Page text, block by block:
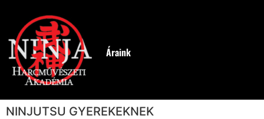
Áraink
NINJUTSU GYEREKEKNEK